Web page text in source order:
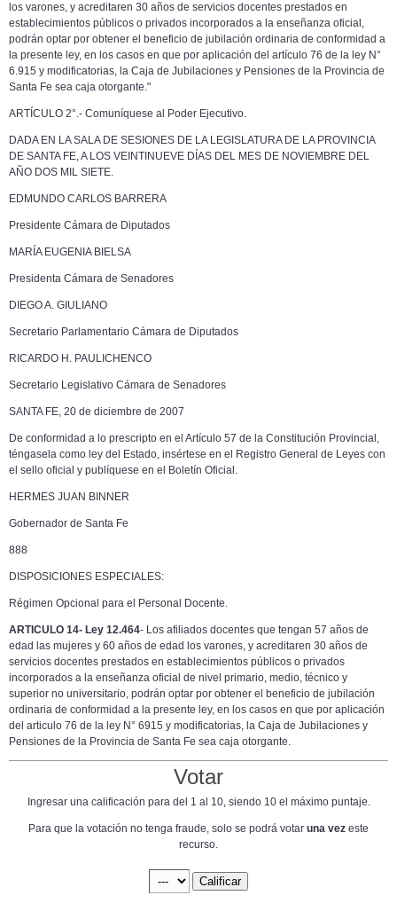
los varones, y acreditaren 30 años de servicios docentes prestados en
establecimientos públicos o privados incorporados a la enseñanza oficial,
podrán optar por obtener el beneficio de jubilación ordinaria de conformidad a
la presente ley, en los casos en que por aplicación del artículo 76 de la ley N°
6.915 y modificatorias, la Caja de Jubilaciones y Pensiones de la Provincia de
Santa Fe sea caja otorgante."
ARTÍCULO 2°.- Comuníquese al Poder Ejecutivo.
DADA EN LA SALA DE SESIONES DE LA LEGISLATURA DE LA PROVINCIA
DE SANTA FE, A LOS VEINTINUEVE DÍAS DEL MES DE NOVIEMBRE DEL
AÑO DOS MIL SIETE.
EDMUNDO CARLOS BARRERA
Presidente Cámara de Diputados
MARÍA EUGENIA BIELSA
Presidenta Cámara de Senadores
DIEGO A. GIULIANO
Secretario Parlamentario Cámara de Diputados
RICARDO H. PAULICHENCO
Secretario Legislativo Cámara de Senadores
SANTA FE, 20 de diciembre de 2007
De conformidad a lo prescripto en el Artículo 57 de la Constitución Provincial ,
téngasela como ley del Estado, insértese en el Registro General de Leyes con
el sello oficial y publíquese en el Boletín Oficial.
HERMES JUAN BINNER
Gobernador de Santa Fe
888
DISPOSICIONES ESPECIALES:
Régimen Opcional para el Personal Docente.
ARTICULO 14- Ley 12.464- Los afiliados docentes que tengan 57 años de
edad las mujeres y 60 años de edad los varones, y acreditaren 30 años de
servicios docentes prestados en establecimientos públicos o privados
incorporados a la enseñanza oficial de nivel primario, medio, técnico y
superior no universitario, podrán optar por obtener el beneficio de jubilación
ordinaria de conformidad a la presente ley, en los casos en que por aplicación
del articulo 76 de la ley N° 6915 y modificatorias, la Caja de Jubilaciones y
Pensiones de la Provincia de Santa Fe sea caja otorgante.
Votar
Ingresar una calificación para del 1 al 10, siendo 10 el máximo puntaje.
Para que la votación no tenga fraude, solo se podrá votar una vez este
recurso.